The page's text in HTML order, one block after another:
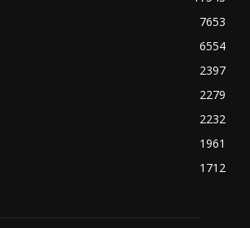
7653
6554
2397
2279
2232
1961
1712